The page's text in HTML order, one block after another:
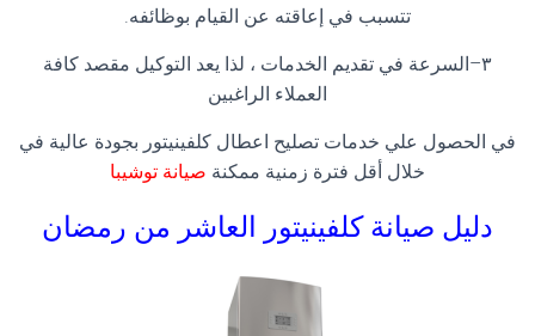
تتسبب في إعاقته عن القيام بوظائفه.
٣–السرعة في تقديم الخدمات ، لذا يعد التوكيل مقصد كافة
العملاء الراغبين
في الحصول علي خدمات تصليح اعطال كلفينيتور بجودة عالية في
خلال أقل فترة زمنية ممكنة صيانة توشيبا
دليل صيانة كلفينيتور العاشر من رمضان